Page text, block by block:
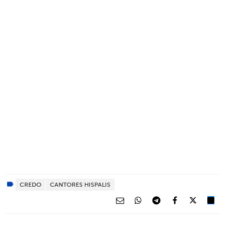
CREDO CANTORES HISPALIS